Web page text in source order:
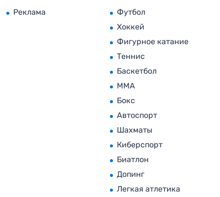
Реклама
Футбол
Хоккей
Фигурное катание
Теннис
Баскетбол
MMA
Бокс
Автоспорт
Шахматы
Киберспорт
Биатлон
Допинг
Легкая атлетика